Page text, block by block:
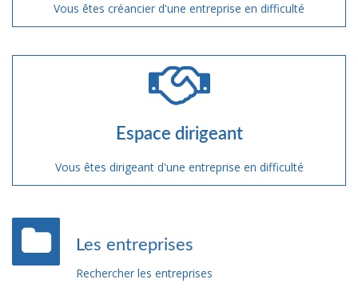
Vous êtes créancier d'une entreprise en difficulté
Espace dirigeant
Vous êtes dirigeant d'une entreprise en difficulté
Les entreprises
Rechercher les entreprises